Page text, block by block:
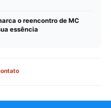
o reencontro de MC
essência